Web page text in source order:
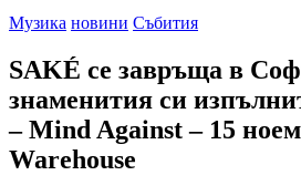
Posted
Музика новини Събития
SAKÉ се завръща в
знаменития си
– Mind Against – 15
Warehouse